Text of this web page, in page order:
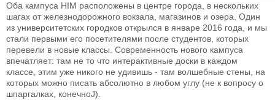
Оба кампуса HIM расположены в центре города, в нескольких
шагах от железнодорожного вокзала, магазинов и озера. Один
из университетских городков открылся в январе 2016 года, и мы
стали первыми его посетителями после студентов, которых
перевели в новые классы. Современность нового кампуса
впечатляет: там не то что интерактивные доски в каждом
классе, этим уже никого не удивишь - там волшебные стены, на
которых можно писать абсолютно в любом углу (не к вопросу о
шпаргалках, конечноJ).